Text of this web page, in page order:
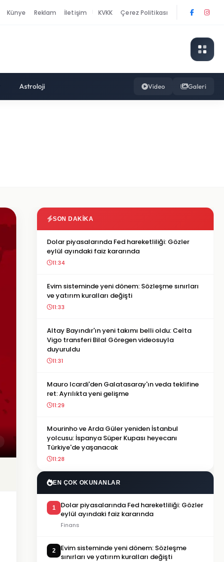
Künye Reklam İletişim KVKK Çerez Politikası
Astroloji Video Galeri
SON DAKIKA
Dolar piyasalarında Fed hareketliliği: Gözler
eylül ayındaki faiz kararında
11:34
Evim sisteminde yeni dönem: Sözleşme sınırları
ve yatırım kuralları değişti
11:33
Altay Bayındır'ın yeni takımı belli oldu: Celta
Vigo transferi Bilal Göregen videosuyla
duyuruldu
11:31
Mauro Icardi'den Galatasaray'ın veda teklifine
ret: Ayrılıkta yeni gelişme
11:29
Mourinho ve Arda Güler yeniden İstanbul
yolcusu: İspanya Süper Kupası heyecanı
Türkiye'de yaşanacak
11:28
EN ÇOK OKUNANLAR
1
Dolar piyasalarında Fed hareketliliği: Gözler
eylül ayındaki faiz kararında
Finans
2
Evim sisteminde yeni dönem: Sözleşme
sınırları ve yatırım kuralları değişti